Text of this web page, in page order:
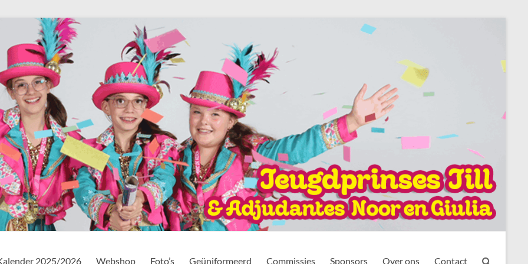
2025/2026 Webshop Foto’s Geüniformeerd Commissies Sponsors Over ons Contact